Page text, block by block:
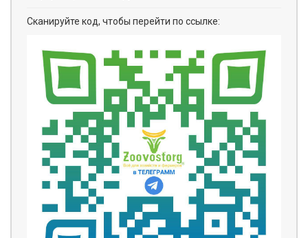
Сканируйте код, чтобы перейти по ссылке: